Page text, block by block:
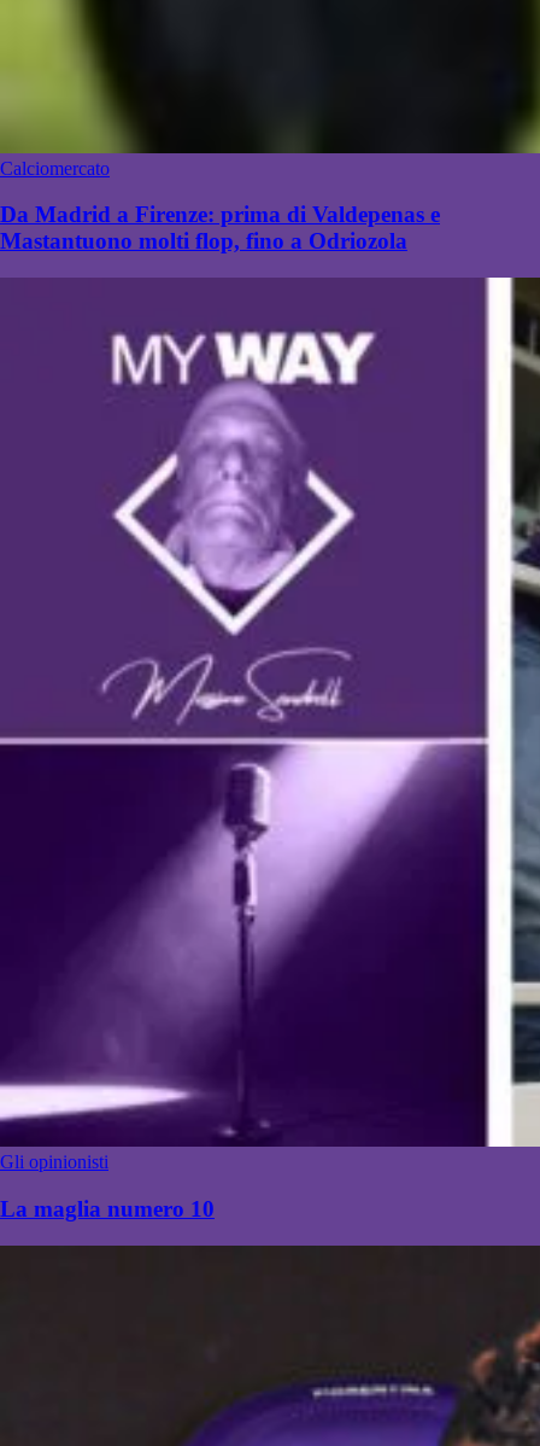
Calciomercato
Da Madrid a Firenze: prima di Valdepenas e
Mastantuono molti flop, fino a Odriozola
Gli opinionisti
La maglia numero 10